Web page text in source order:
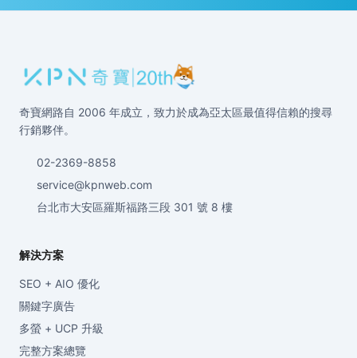
奇寶網路自 2006 年成立，致力於成為亞太區最值得信賴的搜尋
行銷夥伴。
02-2369-8858
service@kpnweb.com
台北市大安區羅斯福路三段 301 號 8 樓
解決方案
SEO + AIO 優化
關鍵字廣告
多螢 + UCP 升級
完整方案總覽